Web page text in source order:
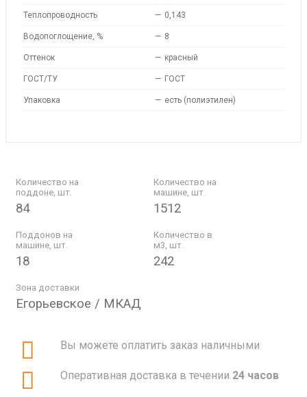
Теплопроводность — 0,143
Водопоглощение, % — 8
Оттенок — красный
ГОСТ/ТУ — ГОСТ
Упаковка — есть (полиэтилен)
Количество на
поддоне, шт.
84
Количество на
машине, шт.
1512
Поддонов на
машине, шт.
18
Количество в
м3, шт.
242
Зона доставки
Егорьевское / МКАД
Вы можете оплатить заказ наличными
Оперативная доставка в течении 24 часов